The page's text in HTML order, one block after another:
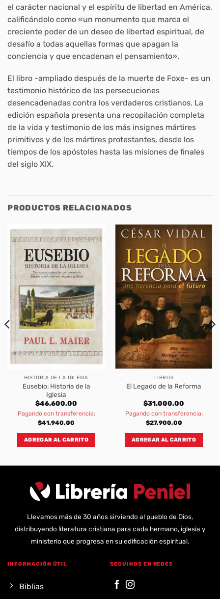
el carácter nacional y el espíritu de libertad en América,
calificándolo como «un monumento que marca el
creciente poder de un deseo de libertad espiritual, de
desafío a todas aquellas formas que apagan la
conciencia y que encadenan el pensamiento».
El libro -ampliado después de la muerte de Foxe- es un
testimonio histórico de las persecuciones
desencadenadas contra los verdaderos cristianos. La
edición española presenta una recopilación completa
de la vida y testimonio de los más insignes mártires
primitivos y de los mártires protestantes, desde los
tiempos de los apóstoles hasta las misiones de finales
del siglo XIX.
PRODUCTOS RELACIONADOS
HISTORIA DE LA IGLESIA
Eusebio: Historia de la
Iglesia
$46.600,00
Pagando con transferencia:
$41.940,00
AGREGAR AL CARRITO
LIBROS
El Legado de la Reforma
$31.000,00
Pagando con transferencia:
$27.900,00
AGREGAR AL CARRITO
Llevamos más de 30 años sirviendo al pueblo de Dios,
distribuyendo literatura cristiana para cada hermano, iglesia y
ministerio que progresa en su edificación espiritual.
INFORMACIÓN ÚTIL
Biblias
SEGUINOS EN REDES